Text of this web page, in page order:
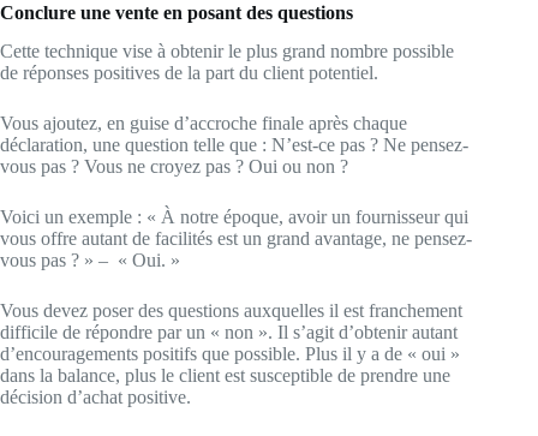
Conclure une vente en posant des questions
Cette technique vise à obtenir le plus grand nombre possible
de réponses positives de la part du client potentiel.
Vous ajoutez, en guise d’accroche finale après chaque
déclaration, une question telle que : N’est-ce pas ? Ne pensez-
vous pas ? Vous ne croyez pas ? Oui ou non ?
Voici un exemple : « À notre époque, avoir un fournisseur qui
vous offre autant de facilités est un grand avantage, ne pensez-
vous pas ? » – « Oui. »
Vous devez poser des questions auxquelles il est franchement
difficile de répondre par un « non ». Il s’agit d’obtenir autant
d’encouragements positifs que possible. Plus il y a de « oui »
dans la balance, plus le client est susceptible de prendre une
décision d’achat positive.